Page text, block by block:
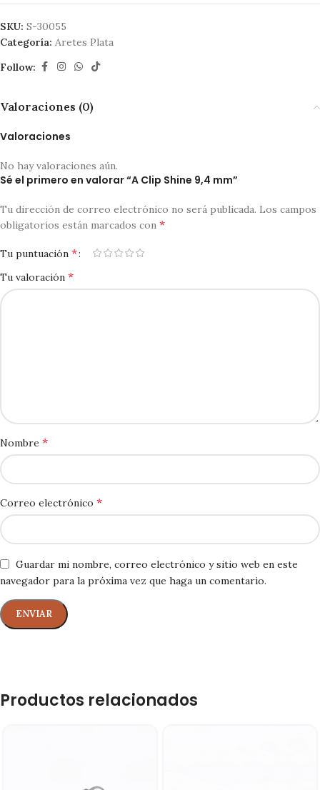
SKU: S-30055
Categoría: Aretes Plata
Follow:
Valoraciones (0)
Valoraciones
No hay valoraciones aún.
Sé el primero en valorar “A Clip Shine 9,4 mm”
Tu dirección de correo electrónico no será publicada. Los campos
obligatorios están marcados con *
Tu puntuación *
Tu valoración *
Nombre *
Correo electrónico *
Guardar mi nombre, correo electrónico y sitio web en este
navegador para la próxima vez que haga un comentario.
Productos relacionados